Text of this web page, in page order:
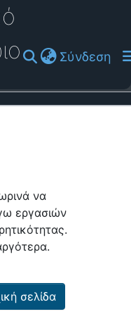
Σύνδεση
να
εργασιών
σελίδα